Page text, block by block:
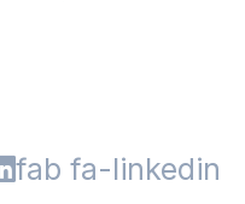
fab fa-linkedin